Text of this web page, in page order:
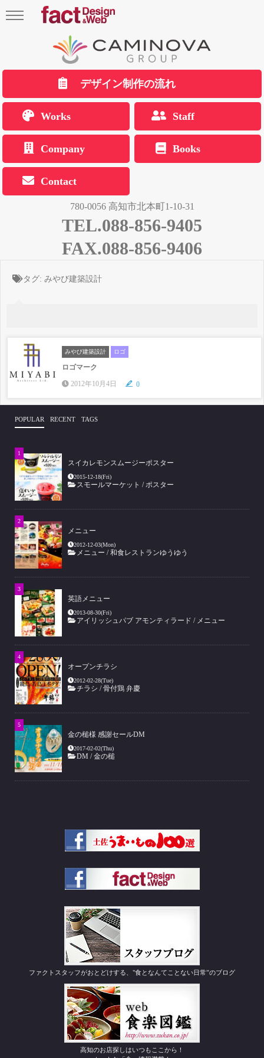
デザイン制作の流れ
Works Staff
Company Books
Contact
780-0056 高知市北本町1-10-31
TEL.088-856-9405
FAX.088-856-9406
タグ: みやび建築設計
みやび建築設計 ロゴ
ロゴマーク
2012年10月4日
0
POPULAR RECENT TAGS
スイカレモンスムージーポスター
2015-12-18(Fri)
スモールマーケット /ポスター
メニュー
2012-12-03(Mon)
メニュー /和食レストランゆうゆう
英語メニュー
2013-08-30(Fri)
アイリッシュパブ アモンティラード / メニュー
オープンチラシ
2012-02-28(Tue)
チラシ /骨付鶏 弁慶
金の槌様 感謝セールDM
2017-02-02(Thu)
DM /金の槌
ファクトスタッフがおとどけする、"食となんてことない日常”のブログ
高知のお店探しはいつもここから！